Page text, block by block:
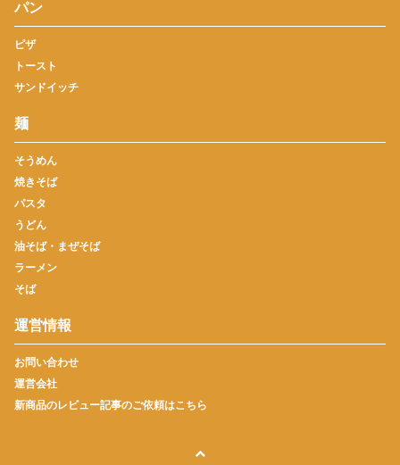
パン
ピザ
トースト
サンドイッチ
麺
そうめん
焼きそば
パスタ
うどん
油そば・まぜそば
ラーメン
そば
運営情報
お問い合わせ
運営会社
新商品のレビュー記事のご依頼はこちら